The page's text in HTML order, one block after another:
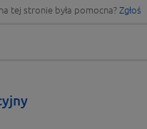
tej stronie była pomocna? Zgłoś